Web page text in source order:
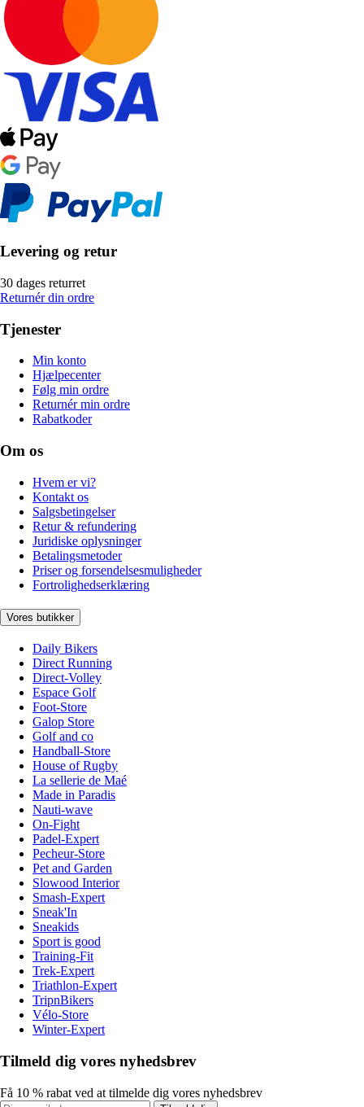
Levering og retur
30 dages returret
Returnér din ordre
Tjenester
Min konto
Hjælpecenter
Følg min ordre
Returnér min ordre
Rabatkoder
Om os
Hvem er vi?
Kontakt os
Salgsbetingelser
Retur & refundering
Juridiske oplysninger
Betalingsmetoder
Priser og forsendelsesmuligheder
Fortrolighedserklæring
Vores butikker
Daily Bikers
Direct Running
Direct-Volley
Espace Golf
Foot-Store
Galop Store
Golf and co
Handball-Store
House of Rugby
La sellerie de Maé
Made in Paradis
Nauti-wave
On-Fight
Padel-Expert
Pecheur-Store
Pet and Garden
Slowood Interior
Smash-Expert
Sneak'In
Sneakids
Sport is good
Training-Fit
Trek-Expert
Triathlon-Expert
TripnBikers
Vélo-Store
Winter-Expert
Tilmeld dig vores nyhedsbrev
Få 10 % rabat ved at tilmelde dig vores nyhedsbrev